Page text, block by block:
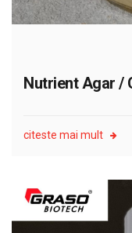
Nutrient Agar /
citeste mai mult